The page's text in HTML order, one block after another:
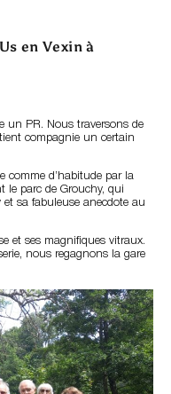
en Vexin à
un PR. Nous traversons de
compagnie un certain
comme d’habitude par la
le parc de Grouchy, qui
sa fabuleuse anecdote au
et ses magnifiques vitraux.
nous regagnons la gare